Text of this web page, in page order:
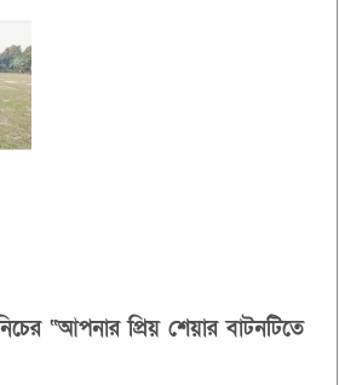
“আপনার প্রিয় শেয়ার বাটনটিতে